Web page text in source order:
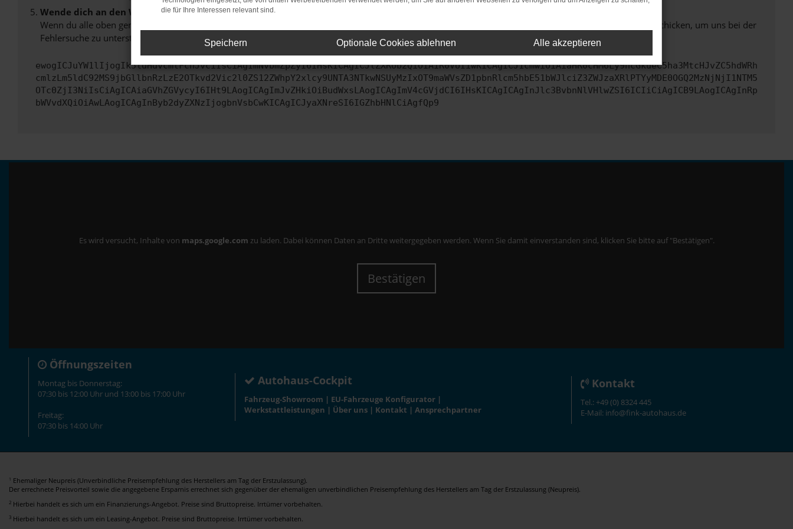
Wende dich an den Webseitenbetreiber.
Wenn du alle oben genannten Schritte versucht hast, kontaktiere uns bitte. Wir werden versuchen, das Problem zu beheben. Du kannst uns diesen Text schicken, um uns bei der
Fehlersuche zu unterstützen:
ewogICJuYW1lIjogIk5ldHdvcmtFcnJvciIsCiAgImNvbmZpZyI6IHsKICAgICJtZXRob2QiOiAiR0VUIiwKICAgICJ1cmwiOiAiaHR0cHM6Ly9hcGkueC5ha3MtcHJvZC5hdWRh
cmlzLm5ldC92MS9jbGllbnRzLzE2OTkvd2Vic2l0ZS12ZWhpY2xlcy9UNTA3NTkwNSUyMzIxOT9maWVsZD1pbnRlcm5hbE51bWJlciZ3ZWJzaXRlPTYyMDE0OGQ2MzNjNjI1NTM5
OTc0ZjI3NiIsCiAgICAiaGVhZGVycyI6IHt9LAogICAgImJvZHkiOiBudWxsLAogICAgImV4cGVjdCI6IHsKICAgICAgInJlc3BvbnNlVHlwZSI6ICIiCiAgICB9LAogICAgInRp
bWVvdXQiOiAwLAogICAgInByb2dyZXNzIjogbnVsbCwKICAgICJyaXNreSI6IGZhbHNlCiAgfQp9
Es wird versucht, Inhalte von maps.google.com zu laden. Dabei können Daten an Dritte weitergegeben werden. Wenn Sie damit einverstanden sind, klicken Sie bitte auf "Bestätigen".
Bestätigen
Öffnungszeiten
Montag bis Donnerstag:
07:30 bis 12:00 Uhr und 13:00 bis 17:00 Uhr
Freitag:
07:30 bis 14:00 Uhr
Autohaus-Cockpit
Fahrzeug-Showroom | EU-Fahrzeuge Konfigurator |
Werkstattleistungen | Über uns | Kontakt |Ansprechpartner
Kontakt
Tel.: +49 (0) 8324 445
E-Mail: info@fink-autohaus.de
1 Ehemaliger Neupreis (Unverbindliche Preisempfehlung des Herstellers am Tag der Erstzulassung).
Der errechnete Preisvorteil sowie die angegebene Ersparnis errechnet sich gegenüber der ehemaligen unverbindlichen Preisempfehlung des Herstellers am Tag der Erstzulassung (Neupreis).
2 Hierbei handelt es sich um ein Finanzierungs-Angebot. Preise sind Bruttopreise. Irrtümer vorbehalten.
3 Hierbei handelt es sich um ein Leasing-Angebot. Preise sind Bruttopreise. Irrtümer vorbehalten.
die für Ihre Interessen relevant sind.
Speichern Optionale Cookies ablehnen Alle akzeptieren